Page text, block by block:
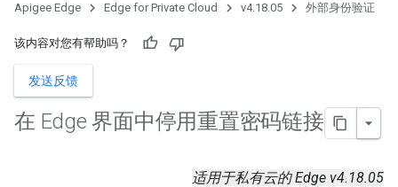
Apigee Edge Edge for Private Cloud v4.18.05 外部身份验证
该内容对您有帮助吗？
发送反馈
在 Edge 界面中停用重置密码链接
适用于私有云的 Edge v4.18.05